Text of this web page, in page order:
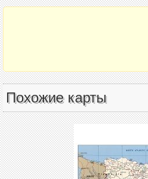
Похожие карты